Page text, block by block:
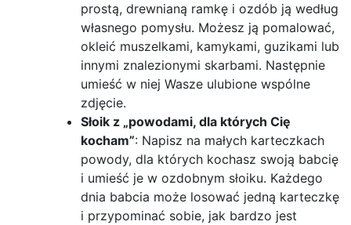
prostą, drewnianą ramkę i ozdób ją według
własnego pomysłu. Możesz ją pomalować,
okleić muszelkami, kamykami, guzikami lub
innymi znalezionymi skarbami. Następnie
umieść w niej Wasze ulubione wspólne
zdjęcie.
Słoik z „powodami, dla których Cię
kocham”: Napisz na małych karteczkach
powody, dla których kochasz swoją babcię
i umieść je w ozdobnym słoiku. Każdego
dnia babcia może losować jedną karteczkę
i przypominać sobie, jak bardzo jest